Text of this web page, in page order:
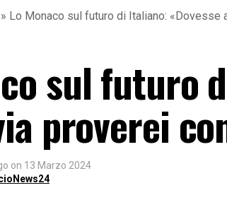
» Lo Monaco sul futuro di Italiano: «Dovesse
sul futuro
proverei
on 13 Marzo 2024